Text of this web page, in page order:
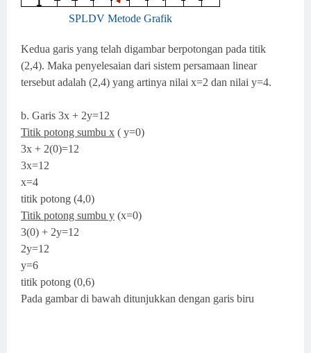
SPLDV Metode Grafik
Kedua garis yang telah digambar berpotongan pada titik
(2,4). Maka penyelesaian dari sistem persamaan linear
tersebut adalah (2,4) yang artinya nilai x=2 dan nilai y=4.
b. Garis 3x + 2y=12
Titik potong sumbu x ( y=0)
3x + 2(0)=12
3x=12
x=4
titik potong (4,0)
Titik potong sumbu y (x=0)
3(0) + 2y=12
2y=12
y=6
titik potong (0,6)
Pada gambar di bawah ditunjukkan dengan garis biru